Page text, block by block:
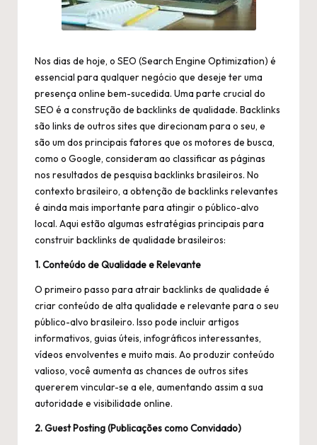
Nos dias de hoje, o SEO (Search Engine Optimization) é
essencial para qualquer negócio que deseje ter uma
presença online bem-sucedida. Uma parte crucial do
SEO é a construção de backlinks de qualidade. Backlinks
são links de outros sites que direcionam para o seu, e
são um dos principais fatores que os motores de busca,
como o Google, consideram ao classificar as páginas
nos resultados de pesquisa backlinks brasileiros. No
contexto brasileiro, a obtenção de backlinks relevantes
é ainda mais importante para atingir o público-alvo
local. Aqui estão algumas estratégias principais para
construir backlinks de qualidade brasileiros:
1. Conteúdo de Qualidade e Relevante
O primeiro passo para atrair backlinks de qualidade é
criar conteúdo de alta qualidade e relevante para o seu
público-alvo brasileiro. Isso pode incluir artigos
informativos, guias úteis, infográficos interessantes,
vídeos envolventes e muito mais. Ao produzir conteúdo
valioso, você aumenta as chances de outros sites
quererem vincular-se a ele, aumentando assim a sua
autoridade e visibilidade online.
2. Guest Posting (Publicações como Convidado)